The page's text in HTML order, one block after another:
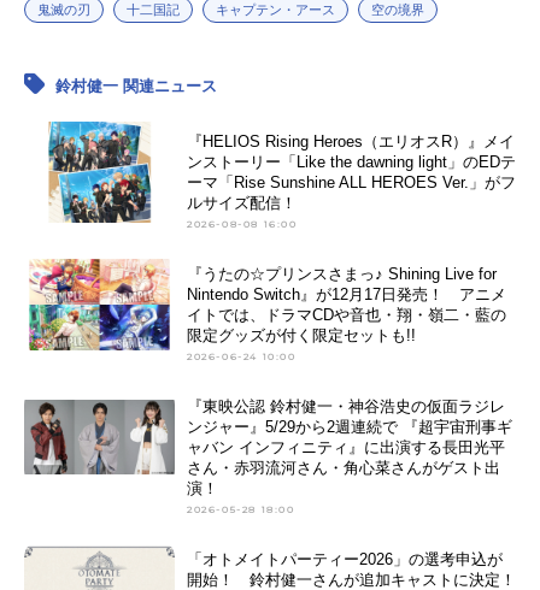
鬼滅の刃 十二国記 キャプテン・アース 空の境界
鈴村健一 関連ニュース
『HELIOS Rising Heroes（エリオスR）』メイ
ンストーリー「Like the dawning light」のEDテ
ーマ「Rise Sunshine ALL HEROES Ver.」がフ
ルサイズ配信！
2026-08-08 16:00
『うたの☆プリンスさまっ♪ Shining Live for
Nintendo Switch』が12月17日発売！ アニメ
イトでは、ドラマCDや音也・翔・嶺二・藍の
限定グッズが付く限定セットも!!
2026-06-24 10:00
『東映公認 鈴村健一・神谷浩史の仮面ラジレ
ンジャー』5/29から2週連続で 『超宇宙刑事ギ
ャバン インフィニティ』に出演する長田光平
さん・赤羽流河さん・角心菜さんがゲスト出
演！
2026-05-28 18:00
「オトメイトパーティー2026」の選考申込が
開始！ 鈴村健一さんが追加キャストに決定！